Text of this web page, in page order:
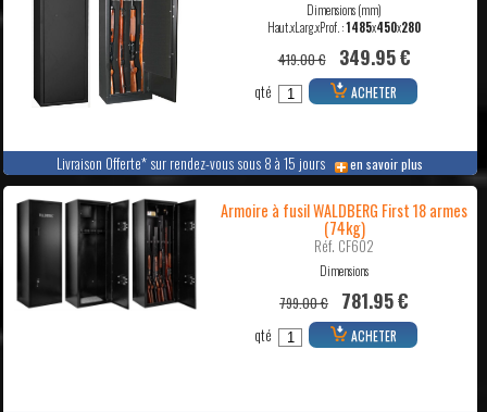
Livraison Offerte* sur rendez-vous sous 8 à 15 jours en savoir plus
Dimensions (mm)
Haut.xLarg.xProf. :1485x450x280
419.00 € 349.95 €
qté ACHETER
Armoire à fusil WALDBERG First 18 armes
(74kg)
Réf. CF602
Dimensions
799.00 € 781.95 €
qté ACHETER